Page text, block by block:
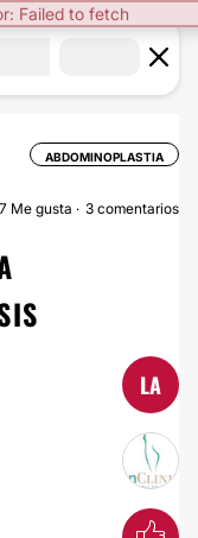
Failed to fetch
ABDOMINOPLASTIA
7 Me gusta 3 comentarios
LA